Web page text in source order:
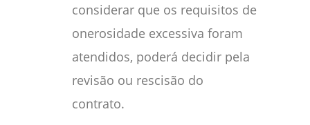
considerar que os requisitos de
onerosidade excessiva foram
atendidos, poderá decidir pela
revisão ou rescisão do
contrato.